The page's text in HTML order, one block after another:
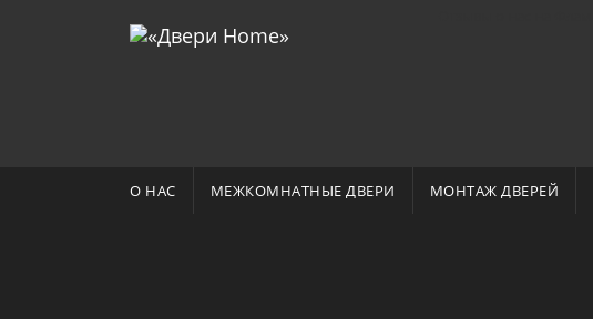
О НАС МЕЖКОМНАТНЫЕ ДВЕРИ МОНТАЖ ДВЕРЕЙ